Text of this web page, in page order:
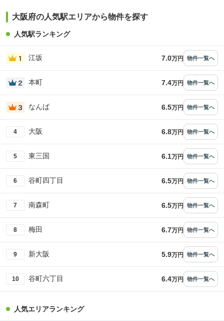
大阪府の人気駅エリアから物件を探す
人気駅ランキング
江坂 7.0万円 物件一覧へ
本町 7.4万円 物件一覧へ
なんば 6.5万円 物件一覧へ
4 大阪 6.8万円 物件一覧へ
5 東三国 6.1万円 物件一覧へ
6 谷町四丁目 6.5万円 物件一覧へ
7 南森町 6.5万円 物件一覧へ
8 梅田 6.7万円 物件一覧へ
9 新大阪 5.9万円 物件一覧へ
10 谷町六丁目 6.4万円 物件一覧へ
人気エリアランキング